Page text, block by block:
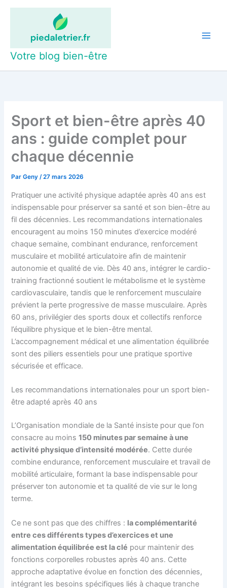
Aller
Votre blog bien-être
Sport et bien-être après 40
ans : guide complet pour
chaque décennie
ParGeny/27 mars 2026
Pratiquer une activité physique adaptée après 40 ans est
indispensable pour préserver sa santé et son bien-être au
fil des décennies. Les recommandations internationales
encouragent au moins 150 minutes d’exercice modéré
chaque semaine, combinant endurance, renforcement
musculaire et mobilité articulatoire afin de maintenir
autonomie et qualité de vie. Dès 40 ans, intégrer le cardio-
training fractionné soutient le métabolisme et le système
cardiovasculaire, tandis que le renforcement musculaire
prévient la perte progressive de masse musculaire. Après
60 ans, privilégier des sports doux et collectifs renforce
l’équilibre physique et le bien-être mental.
L’accompagnement médical et une alimentation équilibrée
sont des piliers essentiels pour une pratique sportive
sécurisée et efficace.
Les recommandations internationales pour un sport bien-
être adapté après 40 ans
L’Organisation mondiale de la Santé insiste pour que l’on
consacre au moins150 minutes par semaine à une
activité physique d’intensité modérée. Cette durée
combine endurance, renforcement musculaire et travail de
mobilité articulaire, formant la base indispensable pour
préserver ton autonomie et ta qualité de vie sur le long
terme.
Ce ne sont pas que des chiffres : la complémentarité
entre ces différents types d’exercices et une
alimentation équilibrée est la clé pour maintenir des
fonctions corporelles robustes après 40 ans. Cette
approche adaptative évolue en fonction des décennies,
intégrant les besoins spécifiques liés à chaque tranche